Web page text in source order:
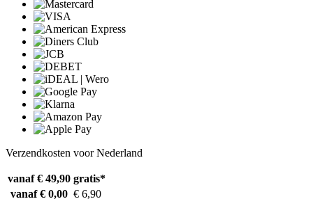
Verzendkosten voor Nederland
vanaf € 49,90 gratis*
vanaf € 0,00 € 6,90